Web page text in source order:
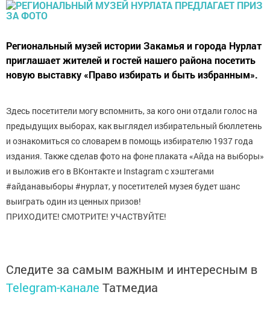
Региональный музей истории Закамья и города Нурлат
приглашает жителей и гостей нашего района посетить
новую выставку «Право избирать и быть избранным».
Здесь посетители могу вспомнить, за кого они отдали голос на
предыдущих выборах, как выглядел избирательный бюллетень
и ознакомиться со словарем в помощь избирателю 1937 года
издания. Также сделав фото на фоне плаката «Айда на выборы»
и выложив его в ВКонтакте и Instagram с хэштегами
#айданавыборы #нурлат, у посетителей музея будет шанс
выиграть один из ценных призов!
ПРИХОДИТЕ! СМОТРИТЕ! УЧАСТВУЙТЕ!
Следите за самым важным и интересным в
Telegram-канале Татмедиа